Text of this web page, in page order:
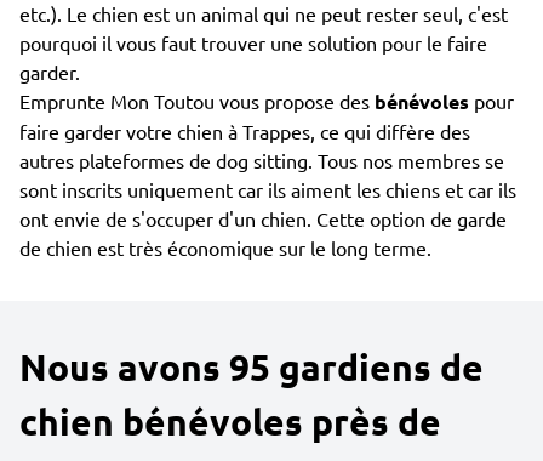
etc.). Le chien est un animal qui ne peut rester seul, c'est
pourquoi il vous faut trouver une solution pour le faire
garder.
Emprunte Mon Toutou vous propose des bénévoles pour
faire garder votre chien à Trappes, ce qui diffère des
autres plateformes de dog sitting. Tous nos membres se
sont inscrits uniquement car ils aiment les chiens et car ils
ont envie de s'occuper d'un chien. Cette option de garde
de chien est très économique sur le long terme.
Nous avons 95 gardiens de
chien bénévoles près de